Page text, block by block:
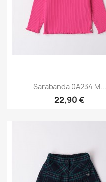
Sarabanda 0A234 M...
22,90 €